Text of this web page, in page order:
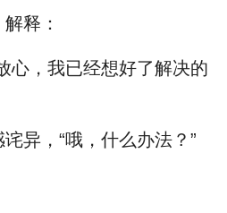
释：
心，我已经想好了解决的
异，“哦，什么办法？”